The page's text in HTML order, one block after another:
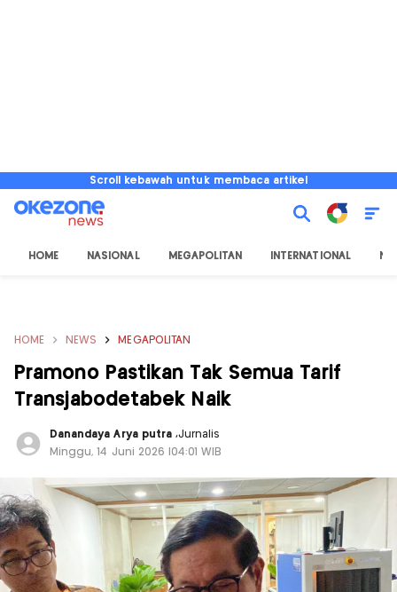
Scroll kebawah untuk membaca artikel
HOME NASIONAL MEGAPOLITAN INTERNATIONAL
HOME NEWS MEGAPOLITAN
Pramono Pastikan Tak Semua Tarif
Transjabodetabek Naik
Danandaya Arya putra,Jurnalis
Minggu, 14 Juni 2026 |04:01 WIB